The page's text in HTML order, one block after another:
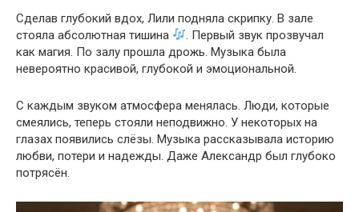
Сделав глубокий вдох, Лили подняла скрипку. В зале
стояла абсолютная тишина
. Первый звук прозвучал
как магия. По залу прошла дрожь. Музыка была
невероятно красивой, глубокой и эмоциональной.
С каждым звуком атмосфера менялась. Люди, которые
смеялись, теперь стояли неподвижно. У некоторых на
глазах появились слёзы. Музыка рассказывала историю
любви, потери и надежды. Даже Александр был глубоко
потрясён.